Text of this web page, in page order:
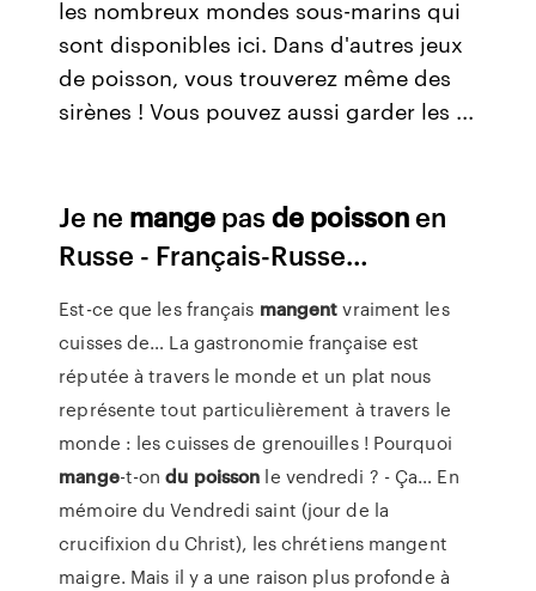
les nombreux mondes sous-marins qui
sont disponibles ici. Dans d'autres jeux
de poisson, vous trouverez même des
sirènes ! Vous pouvez aussi garder les ...
Je ne mange pasde poissonen
Russe - Français-Russe…
Est-ce que les français mangentvraiment les
cuisses de… La gastronomie française est
réputée à travers le monde et un plat nous
représente tout particulièrement à travers le
monde : les cuisses de grenouilles ! Pourquoi
mange-t-ondu poisson le vendredi ? - Ça… En
mémoire du Vendredi saint (jour de la
crucifixion du Christ), les chrétiens mangent
maigre. Mais il y a une raison plus profonde à